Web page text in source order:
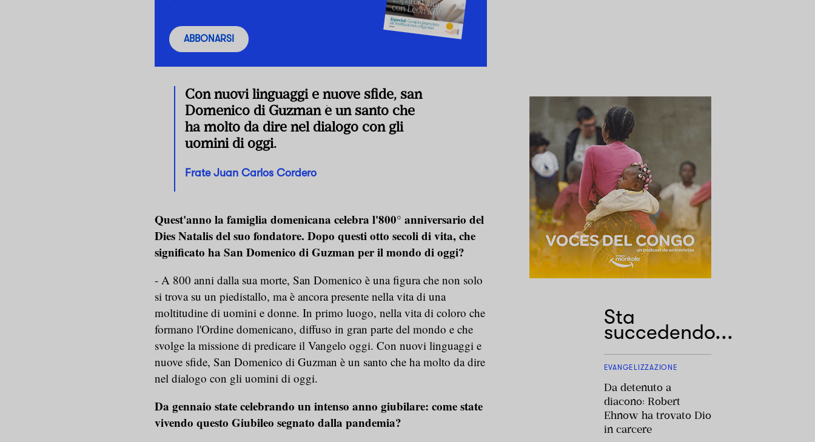
ABBONARSI
Con nuovi linguaggi e nuove sfide, san
Domenico di Guzman è un santo che
ha molto da dire nel dialogo con gli
uomini di oggi.
Frate Juan Carlos Cordero
Quest'anno la famiglia domenicana celebra l'800° anniversario del
Dies Natalis del suo fondatore. Dopo questi otto secoli di vita, che
significato ha San Domenico di Guzman per il mondo di oggi?
- A 800 anni dalla sua morte, San Domenico è una figura che non solo
si trova su un piedistallo, ma è ancora presente nella vita di una
moltitudine di uomini e donne. In primo luogo, nella vita di coloro che
formano l'Ordine domenicano, diffuso in gran parte del mondo e che
svolge la missione di predicare il Vangelo oggi. Con nuovi linguaggi e
nuove sfide, San Domenico di Guzman è un santo che ha molto da dire
nel dialogo con gli uomini di oggi.
Da gennaio state celebrando un intenso anno giubilare: come state
vivendo questo Giubileo segnato dalla pandemia?
Sta
succedendo...
EVANGELIZZAZIONE
Da detenuto a
diacono: Robert
Ehnow ha trovato Dio
in carcere